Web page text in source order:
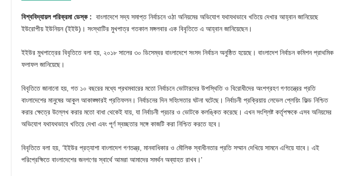
বিশ্ববিদ্যায়ল পরিক্রমা ডেস্ক : বাংলাদেশে সদ্য সমাপ্ত নির্বাচনে ওঠা অনিয়মের অভিযোগ যথাযথভাবে খতিয়ে দেখার আহ্বান জানিয়েছে
ইউরোপীয় ইউনিয়ন (ইইউ)। সংস্থাটির মুখপাত্র গতকাল মঙ্গলবার এক বিবৃতিতে এ আহ্বান জানিয়েছেন।
ইইউর মুখপাত্রের বিবৃতিতে বলা হয়, ২০১৮ সালের ৩০ ডিসেম্বর বাংলাদেশে সংসদ নির্বাচন অনুষ্ঠিত হয়েছে। বাংলাদেশ নির্বাচন কমিশন প্রাথমিক
ফলাফল জানিয়েছে।
বিবৃতিতে জানানো হয়, গত ১০ বছরের মধ্যে প্রথমবারের মতো নির্বাচনে ভোটারদের উপস্থিতি ও বিরোধীদের অংশগ্রহণ গণতন্ত্রের প্রতি
বাংলাদেশের মানুষের আকুল আকাঙ্ক্ষারই প্রতিফলন। নির্বাচনের দিন সহিংসতার ঘটনা ঘটেছে। নির্বাচনী প্রক্রিয়ায় লেভেল প্লেয়িং ফিল্ড নিশ্চিত
করার ক্ষেত্রে উল্লেখ করার মতো বাধা থেকেই যায়, যা নির্বাচনী প্রচার ও ভোটকে কলঙ্কিত করেছে। এখন সংশ্লিষ্ট কর্তৃপক্ষকে এসব অনিয়মের
অভিযোগ যথাযথভাবে খতিয়ে দেখা এবং পূর্ণ স্বচ্ছতার সঙ্গে কাজটি করা নিশ্চিত করতে হবে।
বিবৃতিতে বলা হয়, ‘ইইউর প্রত্যাশা বাংলাদেশ গণতন্ত্র, মানবাধিকার ও মৌলিক স্বাধীনতার প্রতি সম্মান দেখিয়ে সামনে এগিয়ে যাবে। এই
পরিপ্রেক্ষিতে বাংলাদেশের জনগণের স্বার্থে আমরা আমাদের সমর্থন অব্যাহত রাখব।’